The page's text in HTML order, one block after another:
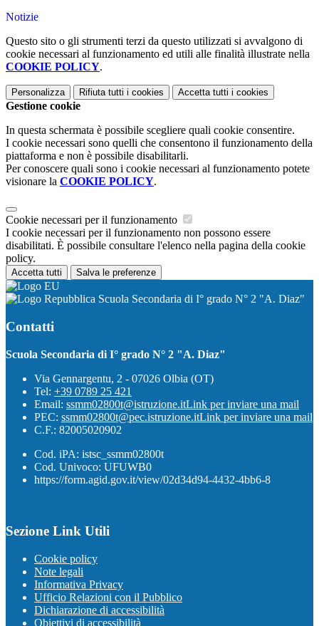
Notizie
Questo sito o gli strumenti terzi da questo utilizzati si avvalgono di
cookie necessari al funzionamento ed utili alle finalità illustrate nella
COOKIE POLICY.
Personalizza Rifiuta tutti i cookies Accetta tutti i cookies
Gestione cookie
In questa schermata è possibile scegliere quali cookie consentire.
I cookie necessari sono quelli che consentono il funzionamento della
piattaforma e non è possibile disabilitarli.
Per conoscere quali sono i cookie necessari al funzionamento potete
visionare la COOKIE POLICY.
Cookie necessari per il funzionamento
I cookie necessari per il funzionamento non possono essere
disabilitati. È possibile consultare l'elenco nella pagina della cookie
policy.
Accetta tutti Salva le preferenze
Scuola Secondaria di I° grado N° 2 "A. Diaz"
Contatti
Scuola Secondaria di I° grado N° 2 "A. Diaz"
Via Gennargentu, 2 - 07026 Olbia (OT)
Tel: +39 0789 25 421
Email: ssmm02800t@istruzione.itLink per inviare una mail
PEC: ssmm02800t@pec.istruzione.itLink per inviare una mail
C.F.: 82005020902
Cod. iPA: istsc_ssmm02800t
Cod. Univoco: UFUWB0
https://form.agid.gov.it/view/02d34d94-4432-4bb6-8
Sezione Link Utili
Cookie policy
Note legali
Informativa Privacy
Ufficio Relazioni con il Pubblico
Dichiarazione di accessibilità
Obiettivi di accessibilità